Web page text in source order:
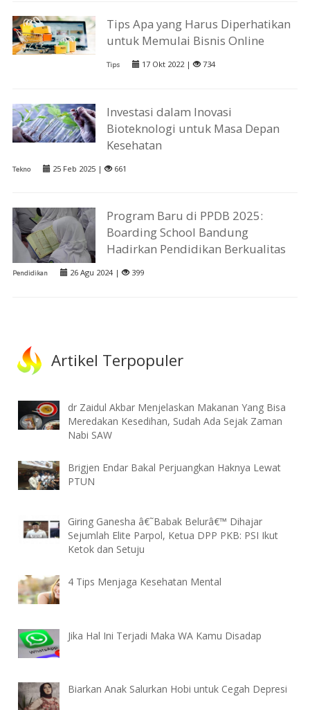
Tips Apa yang Harus Diperhatikan
untuk Memulai Bisnis Online
Tips 17 Okt 2022 | 734
Investasi dalam Inovasi
Bioteknologi untuk Masa Depan
Kesehatan
Tekno 25 Feb 2025 | 661
Program Baru di PPDB 2025:
Boarding School Bandung
Hadirkan Pendidikan Berkualitas
Pendidikan 26 Agu 2024 | 399
Artikel Terpopuler
dr Zaidul Akbar Menjelaskan Makanan Yang Bisa
Meredakan Kesedihan, Sudah Ada Sejak Zaman
Nabi SAW
Brigjen Endar Bakal Perjuangkan Haknya Lewat
PTUN
Giring Ganesha â€˜Babak Belurâ€™ Dihajar
Sejumlah Elite Parpol, Ketua DPP PKB: PSI Ikut
Ketok dan Setuju
4 Tips Menjaga Kesehatan Mental
Jika Hal Ini Terjadi Maka WA Kamu Disadap
Biarkan Anak Salurkan Hobi untuk Cegah Depresi